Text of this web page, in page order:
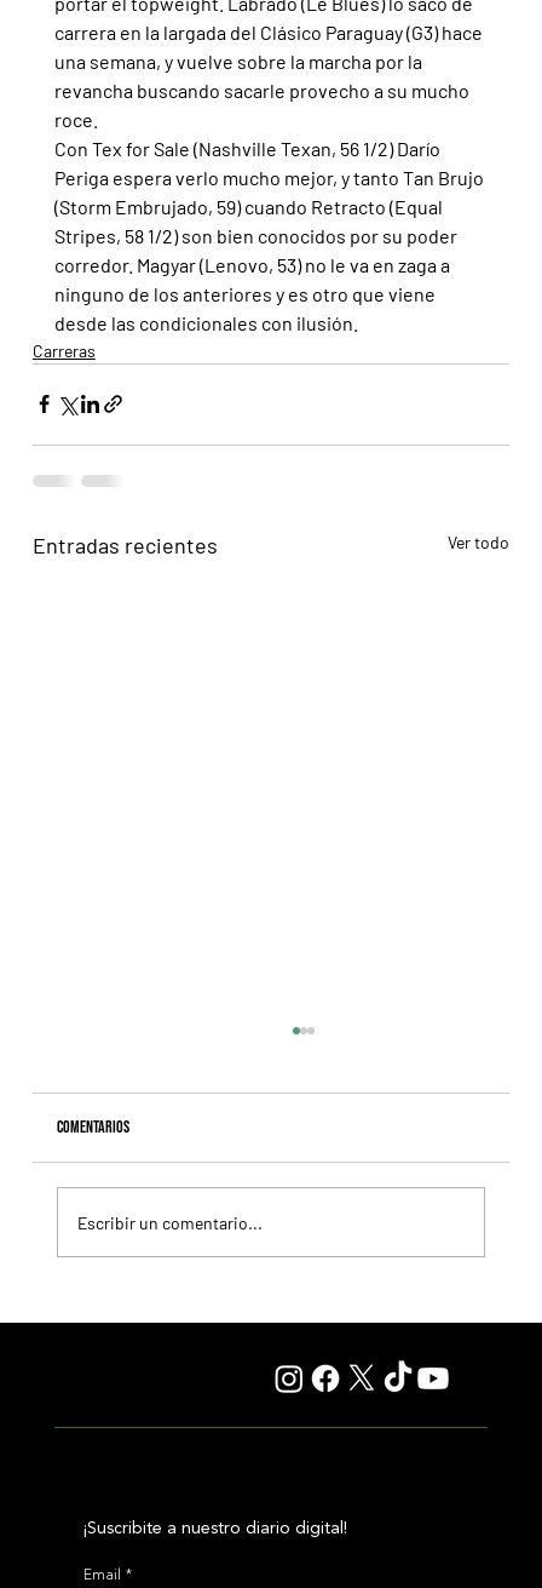
carrera en la largada del Clásico Paraguay (G3) hace
una semana, y vuelve sobre la marcha por la
revancha buscando sacarle provecho a su mucho
roce.
Con Tex for Sale (Nashville Texan, 56 1/2) Darío
Periga espera verlo mucho mejor, y tanto Tan Brujo
(Storm Embrujado, 59) cuando Retracto (Equal
Stripes, 58 1/2) son bien conocidos por su poder
corredor. Magyar (Lenovo, 53) no le va en zaga a
ninguno de los anteriores y es otro que viene
desde las condicionales con ilusión.
Carreras
Entradas recientes Ver todo
Comentarios
Escribir un comentario...
¡Suscribite a nuestro diario digital!
Email *